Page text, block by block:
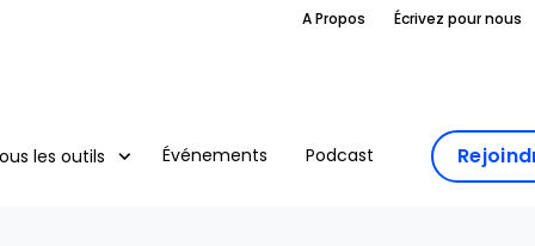
A Propos Écrivez pour nous
les outils Événements Podcast